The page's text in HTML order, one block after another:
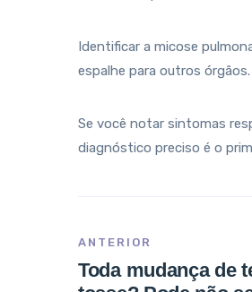
Identificar a micose
espalhe para outros órgãos.
Se você notar sintomas
diagnóstico preciso é o
ANTERIOR
Toda mudança de